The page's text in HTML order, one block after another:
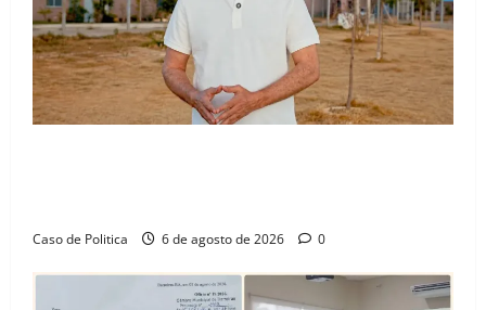
Caso de Politica 6 de agosto de 2026 0